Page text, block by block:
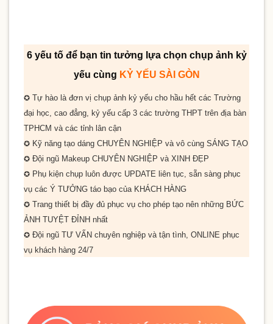
6 yếu tố để bạn tin tưởng lựa chọn chụp ảnh kỷ
yếu cùng KỶ YẾU SÀI GÒN
✪ Tự hào là đơn vị chụp ảnh kỷ yếu cho hầu hết các Trường
đại học, cao đẳng, kỷ yếu cấp 3 các trường THPT trên địa bàn
TPHCM và các tỉnh lân cận
✪ Kỹ năng tạo dáng CHUYÊN NGHIỆP và vô cùng SÁNG TẠO
✪ Đội ngũ Makeup CHUYÊN NGHIỆP và XINH ĐẸP
✪ Phụ kiện chụp luôn được UPDATE liên tục, sẵn sàng phục
vụ các Ý TƯỞNG táo bạo của KHÁCH HÀNG
✪ Trang thiết bị đầy đủ phục vụ cho phép tạo nên những BỨC
ẢNH TUYỆT ĐỈNH nhất
✪ Đội ngũ TƯ VẤN chuyên nghiệp và tận tình, ONLINE phục
vụ khách hàng 24/7